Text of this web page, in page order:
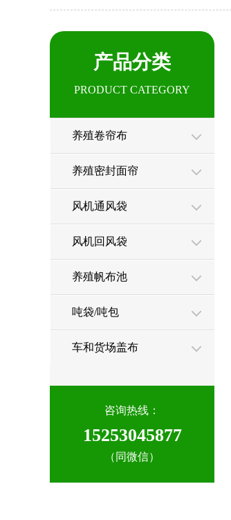
产品分类
PRODUCT CATEGORY
养殖卷帘布
养殖密封面帘
风机通风袋
风机回风袋
养殖帆布池
吨袋/吨包
车和货场盖布
咨询热线：
15253045877
（同微信）